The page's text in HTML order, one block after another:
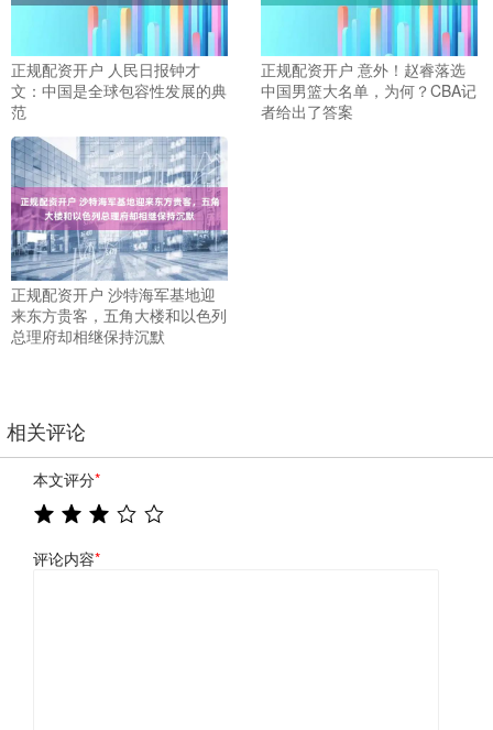
正规配资开户 人民日报钟才
文：中国是全球包容性发展的典
范
正规配资开户 意外！赵睿落选
中国男篮大名单，为何？CBA记
者给出了答案
正规配资开户 沙特海军基地迎
来东方贵客，五角大楼和以色列
总理府却相继保持沉默
相关评论
本文评分*
评论内容*